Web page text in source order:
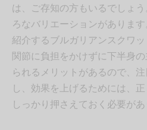
は、ご存知の方もいるでしょ
ろなバリエーションがありま
紹介するブルガリアンスクワ
関節に負担をかけずに下半身
られるメリットがあるので、
し、効果を上げるためには、
しっかり押さえておく必要があ